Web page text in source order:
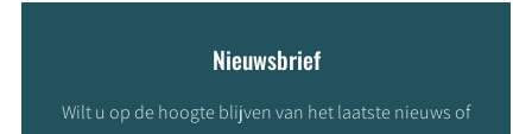
Nieuwsbrief
Wilt u op de hoogte blijven van het laatste nieuws of